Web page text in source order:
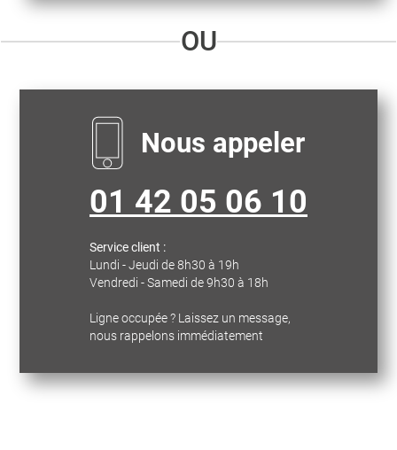
OU
Nous appeler
01 42 05 06 10
Service client :
Lundi - Jeudi de 8h30 à 19h
Vendredi - Samedi de 9h30 à 18h
Ligne occupée ? Laissez un message,
nous rappelons immédiatement